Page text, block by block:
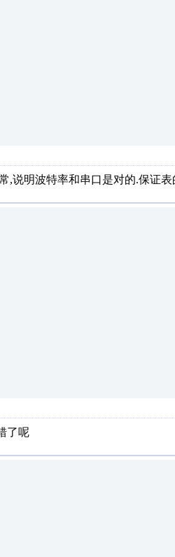
,说明波特率和串口是对的.保证表
了呢